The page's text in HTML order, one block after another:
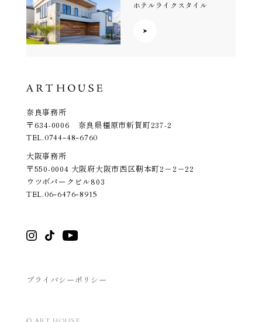
ホテルライクスタイル
奈良事務所
〒634-0006 奈良県橿原市新賀町237-2
TEL.0744-48-6760
大阪事務所
〒550-0004 大阪府大阪市西区靭本町2－2－22
ウツボパークビル803
TEL.06-6476-8915
プライバシーポリシー